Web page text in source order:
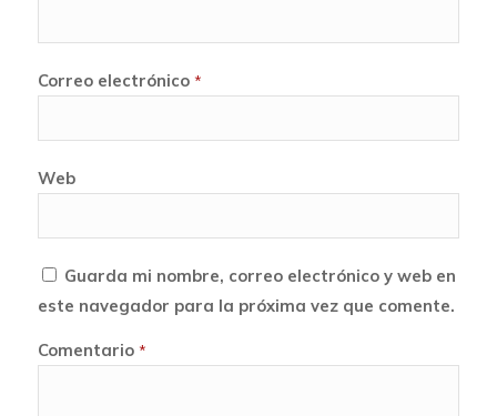
Correo electrónico *
Web
Guarda mi nombre, correo electrónico y web en
este navegador para la próxima vez que comente.
Comentario *